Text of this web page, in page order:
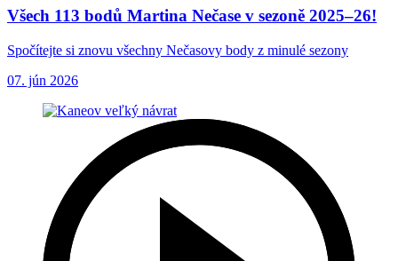
Všech 113 bodů Martina Nečase v sezoně 2025–26!
Spočítejte si znovu všechny Nečasovy body z minulé sezony
07. jún 2026